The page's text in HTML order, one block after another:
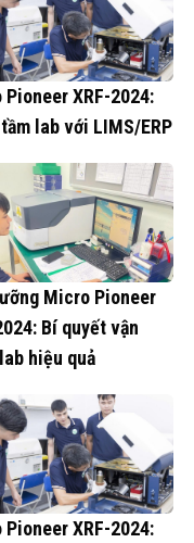
XRF-2024:
lab với LIMS/ERP
Micro Pioneer
Bí quyết vận
hiệu quả
XRF-2024: